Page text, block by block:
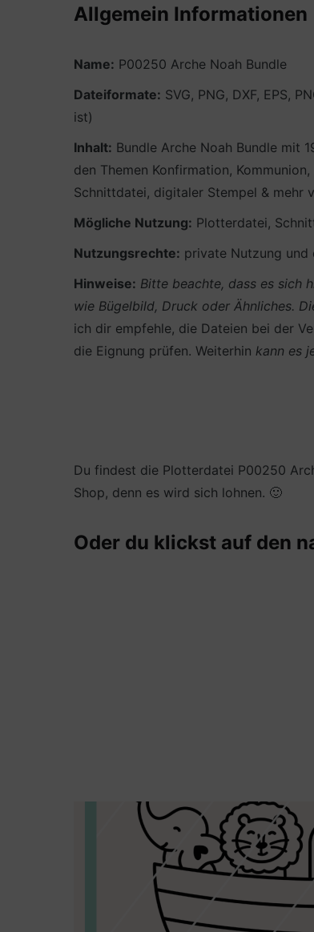
Allgemein Informationen
Name: P00250 Arche Noah Bundle
Dateiformate: SVG, PNG, DXF, EPS,
ist)
Inhalt: Bundle Arche Noah Bundle mit
den Themen Konfirmation,
Schnittdatei, digitaler Stempel & mehr
Mögliche Nutzung: Plotterdatei,
Nutzungsrechte: private Nutzung und
Hinweise: Bitte beachte, dass es sich
wie Bügelbild, Druck oder Ähnliches.
ich dir empfehle, die Dateien bei der
die Eignung prüfen. Weiterhin kann es
Du findest die Plotterdatei P00250
Shop, denn es wird sich lohnen. 🙂
Oder du klickst auf den